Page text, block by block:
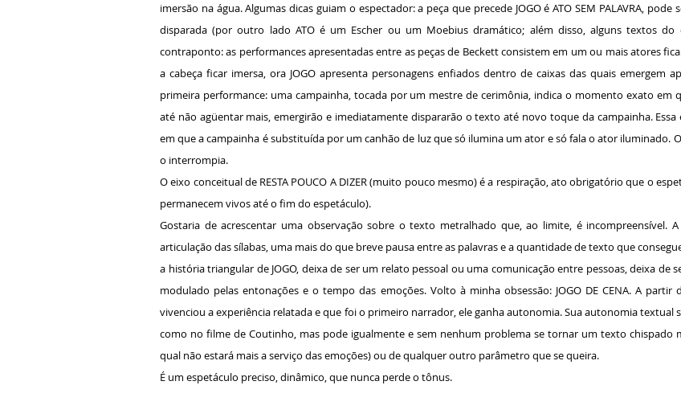
imersão na água. Algumas dicas guiam o espectador: a peça que precede JOGO é ATO SEM PALAVRA,
disparada (por outro lado ATO é um Escher ou um Moebius dramático; além disso, alguns textos
contraponto: as performances apresentadas entre as peças de Beckett consistem em um ou mais atores
a cabeça ficar imersa, ora JOGO apresenta personagens enfiados dentro de caixas das quais emergem
primeira performance: uma campainha, tocada por um mestre de cerimônia, indica o momento exato em
até não agüentar mais, emergirão e imediatamente dispararão o texto até novo toque da campainha.
em que a campainha é substituída por um canhão de luz que só ilumina um ator e só fala o ator iluminado.
o interrompia.
O eixo conceitual de RESTA POUCO A DIZER (muito pouco mesmo) é a respiração, ato obrigatório que o
permanecem vivos até o fim do espetáculo).
Gostaria de acrescentar uma observação sobre o texto metralhado que, ao limite, é incompreensível.
articulação das sílabas, uma mais do que breve pausa entre as palavras e a quantidade de texto que
a história triangular de JOGO, deixa de ser um relato pessoal ou uma comunicação entre pessoas, deixa de
modulado pelas entonações e o tempo das emoções. Volto à minha obsessão: JOGO DE CENA. A
vivenciou a experiência relatada e que foi o primeiro narrador, ele ganha autonomia. Sua autonomia
como no filme de Coutinho, mas pode igualmente e sem nenhum problema se tornar um texto chispado
qual não estará mais a serviço das emoções) ou de qualquer outro parâmetro que se queira.
É um espetáculo preciso, dinâmico, que nunca perde o tônus.